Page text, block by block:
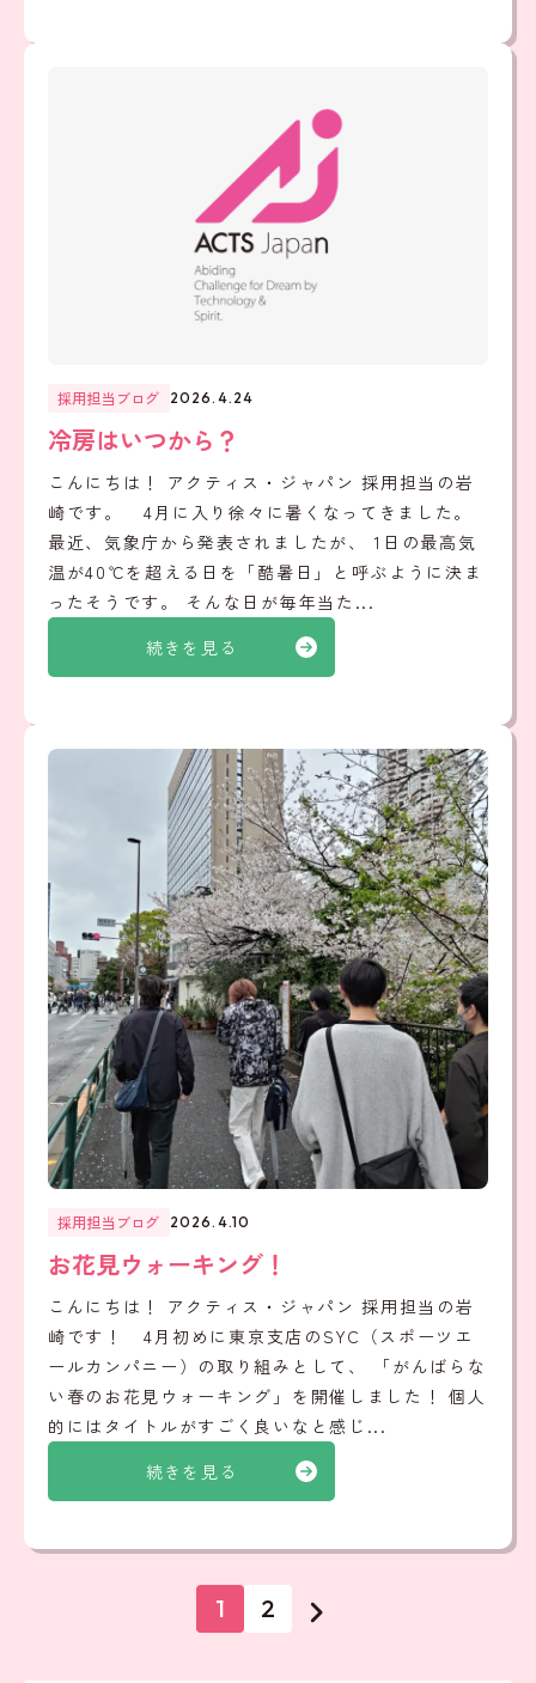
続きを見る
採用担当ブログ 2026.4.24
冷房はいつから？
こんにちは！ アクティス・ジャパン 採用担当の岩
崎です。 4月に入り徐々に暑くなってきました。
最近、気象庁から発表されましたが、 1日の最高気
温が40℃を超える日を「酷暑日」と呼ぶように決ま
ったそうです。 そんな日が毎年当た...
続きを見る
採用担当ブログ 2026.4.10
お花見ウォーキング！
こんにちは！ アクティス・ジャパン 採用担当の岩
崎です！ 4月初めに東京支店のSYC（スポーツエ
ールカンパニー）の取り組みとして、 「がんばらな
い春のお花見ウォーキング」を開催しました！ 個人
的にはタイトルがすごく良いなと感じ...
1 2